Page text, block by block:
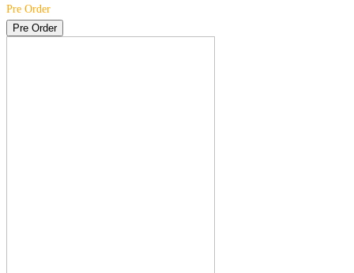
Pre Order
Pre Order